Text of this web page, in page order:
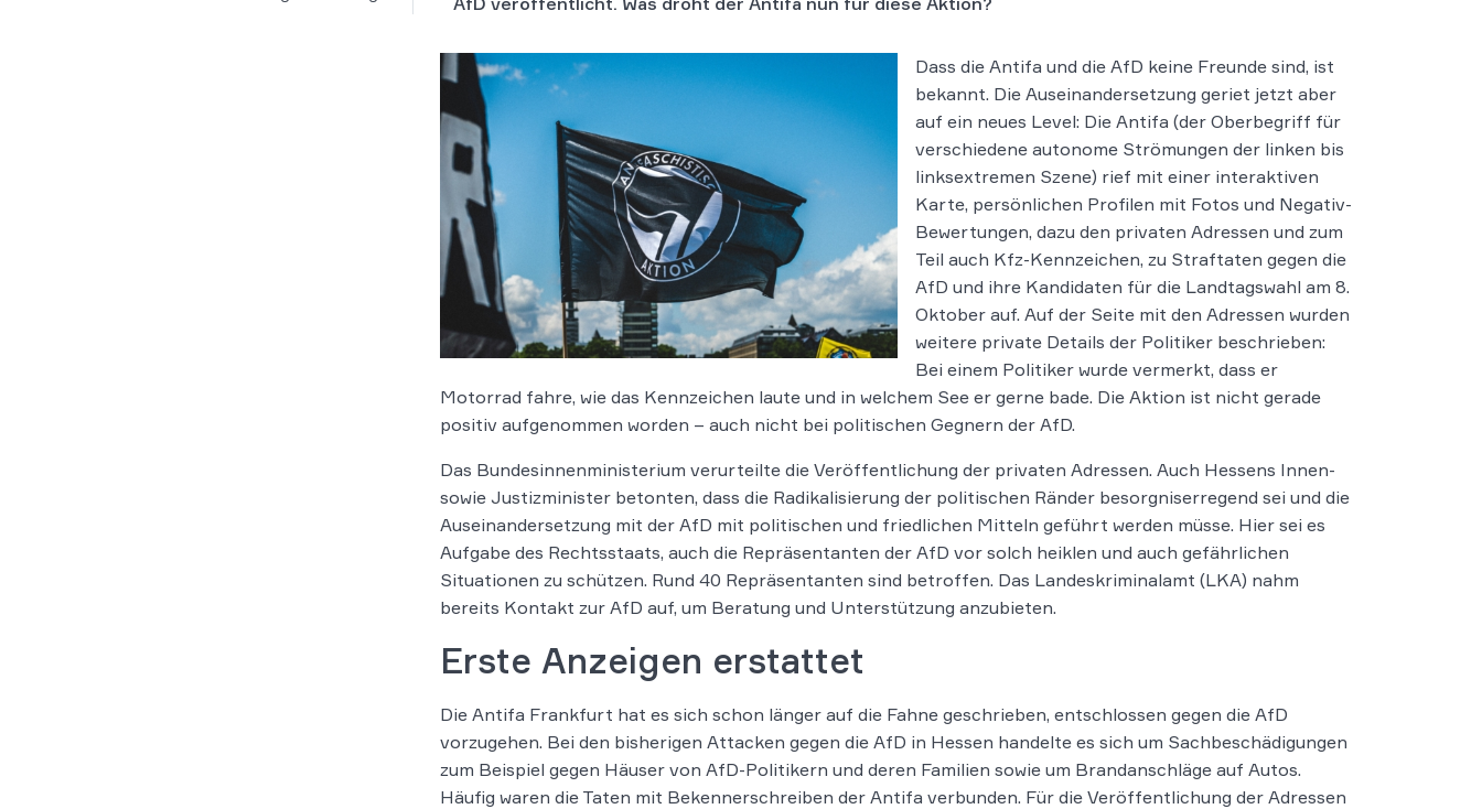
Dass die Antifa und die AfD keine Freunde sind, ist
bekannt. Die Auseinandersetzung geriet jetzt aber
auf ein neues Level: Die Antifa (der Oberbegriff für
verschiedene autonome Strömungen der linken bis
linksextremen Szene) rief mit einer interaktiven
Karte, persönlichen Profilen mit Fotos und Negativ-
Bewertungen, dazu den privaten Adressen und zum
Teil auch Kfz-Kennzeichen, zu Straftaten gegen die
AfD und ihre Kandidaten für die Landtagswahl am 8.
Oktober auf. Auf der Seite mit den Adressen wurden
weitere private Details der Politiker beschrieben:
Bei einem Politiker wurde vermerkt, dass er
Motorrad fahre, wie das Kennzeichen laute und in welchem See er gerne bade. Die Aktion ist nicht gerade
positiv aufgenommen worden – auch nicht bei politischen Gegnern der AfD.
Das Bundesinnenministerium verurteilte die Veröffentlichung der privaten Adressen. Auch Hessens Innen-
sowie Justizminister betonten, dass die Radikalisierung der politischen Ränder besorgniserregend sei und die
Auseinandersetzung mit der AfD mit politischen und friedlichen Mitteln geführt werden müsse. Hier sei es
Aufgabe des Rechtsstaats, auch die Repräsentanten der AfD vor solch heiklen und auch gefährlichen
Situationen zu schützen. Rund 40 Repräsentanten sind betroffen. Das Landeskriminalamt (LKA) nahm
bereits Kontakt zur AfD auf, um Beratung und Unterstützung anzubieten.
Erste Anzeigen erstattet
Die Antifa Frankfurt hat es sich schon länger auf die Fahne geschrieben, entschlossen gegen die AfD
vorzugehen. Bei den bisherigen Attacken gegen die AfD in Hessen handelte es sich um Sachbeschädigungen
zum Beispiel gegen Häuser von AfD-Politikern und deren Familien sowie um Brandanschläge auf Autos.
Häufig waren die Taten mit Bekennerschreiben der Antifa verbunden. Für die Veröffentlichung der Adressen